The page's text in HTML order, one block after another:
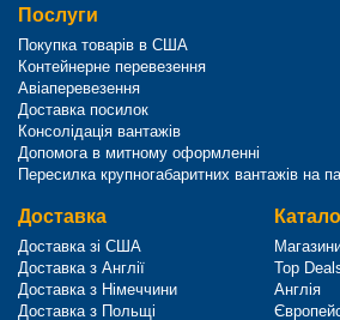
Послуги
Покупка товарів в США
Контейнерне перевезення
Авіаперевезення
Доставка посилок
Консолідація вантажів
Допомога в митному оформленні
Пересилка крупногабаритних вантажів на
Доставка
Доставка зі США
Доставка з Англії
Доставка з Німеччини
Доставка з Польщі
Top
Англія